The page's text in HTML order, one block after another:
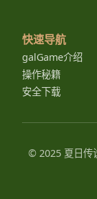
快速导航
galGame介绍
操作秘籍
安全下载
© 2025 夏日传